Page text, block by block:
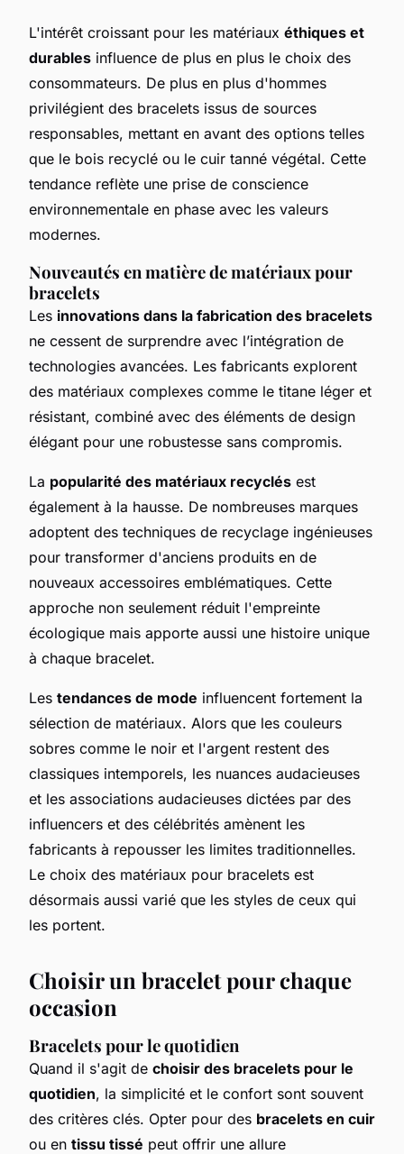
L'intérêt croissant pour les matériaux éthiques et
durables influence de plus en plus le choix des
consommateurs. De plus en plus d'hommes
privilégient des bracelets issus de sources
responsables, mettant en avant des options telles
que le bois recyclé ou le cuir tanné végétal. Cette
tendance reflète une prise de conscience
environnementale en phase avec les valeurs
modernes.
Nouveautés en matière de matériaux pour
bracelets
Les innovations dans la fabrication des bracelets
ne cessent de surprendre avec l’intégration de
technologies avancées. Les fabricants explorent
des matériaux complexes comme le titane léger et
résistant, combiné avec des éléments de design
élégant pour une robustesse sans compromis.
La popularité des matériaux recyclés est
également à la hausse. De nombreuses marques
adoptent des techniques de recyclage ingénieuses
pour transformer d'anciens produits en de
nouveaux accessoires emblématiques. Cette
approche non seulement réduit l'empreinte
écologique mais apporte aussi une histoire unique
à chaque bracelet.
Les tendances de mode influencent fortement la
sélection de matériaux. Alors que les couleurs
sobres comme le noir et l'argent restent des
classiques intemporels, les nuances audacieuses
et les associations audacieuses dictées par des
influencers et des célébrités amènent les
fabricants à repousser les limites traditionnelles.
Le choix des matériaux pour bracelets est
désormais aussi varié que les styles de ceux qui
les portent.
Choisir un bracelet pour chaque
occasion
Bracelets pour le quotidien
Quand il s'agit de choisir des bracelets pour le
quotidien, la simplicité et le confort sont souvent
des critères clés. Opter pour des bracelets en cuir
ou en tissu tissé peut offrir une allure